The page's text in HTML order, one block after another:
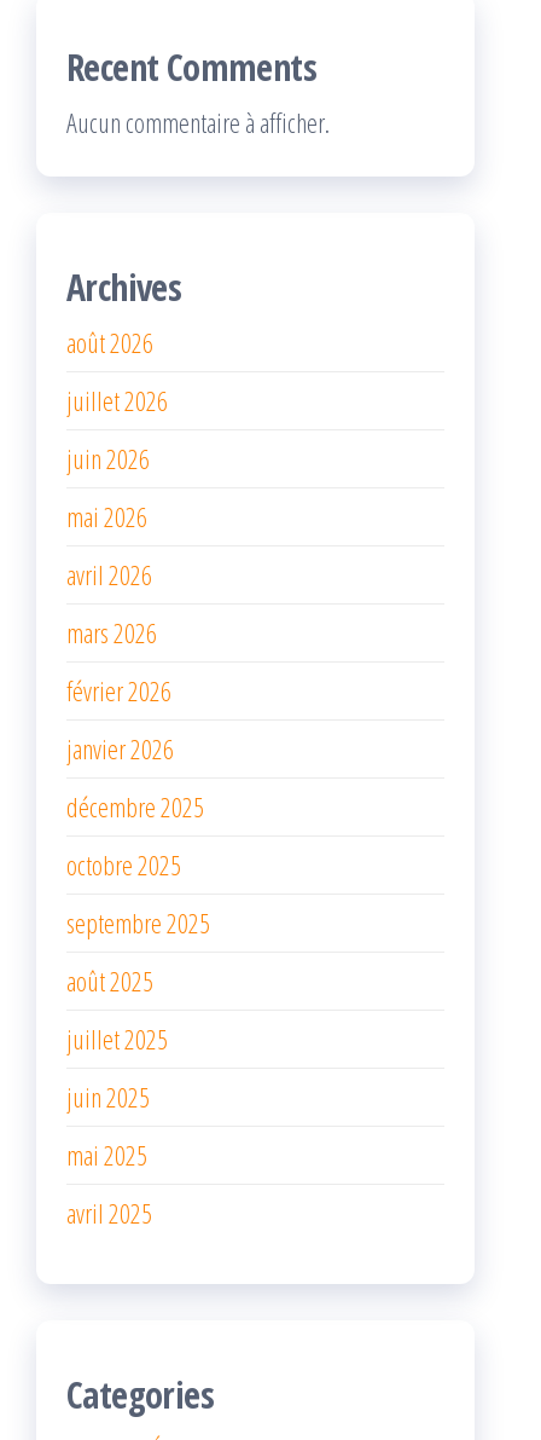
Recent Comments
Aucun commentaire à afficher.
Archives
août 2026
juillet 2026
juin 2026
mai 2026
avril 2026
mars 2026
février 2026
janvier 2026
décembre 2025
octobre 2025
septembre 2025
août 2025
juillet 2025
juin 2025
mai 2025
avril 2025
Categories